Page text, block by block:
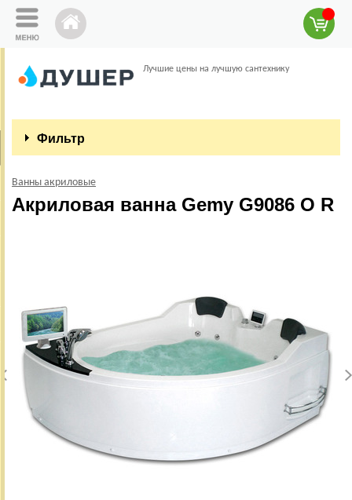
Лучшие цены на лучшую сантехнику
Фильтр
Ванны акриловые
Акриловая ванна Gemy G9086 O R